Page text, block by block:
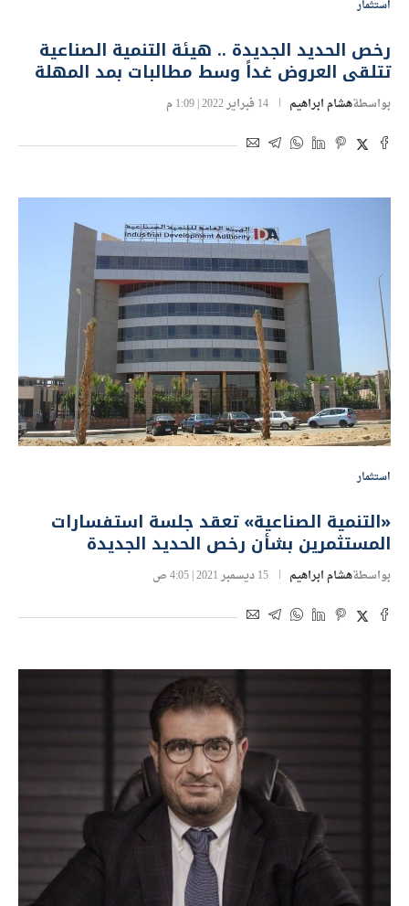
استثمار
رخص الحديد الجديدة .. هيئة التنمية الصناعية
تتلقى العروض غداً وسط مطالبات بمد المهلة
بواسطةهشام ابراهيم 14 فبراير 2022 | 1:09 م
استثمار
«التنمية الصناعية» تعقد جلسة استفسارات
المستثمرين بشأن رخص الحديد الجديدة
بواسطةهشام ابراهيم 15 ديسمبر 2021 | 4:05 ص